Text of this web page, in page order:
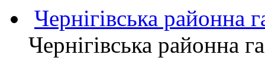
Чернігівська
Чернігівська